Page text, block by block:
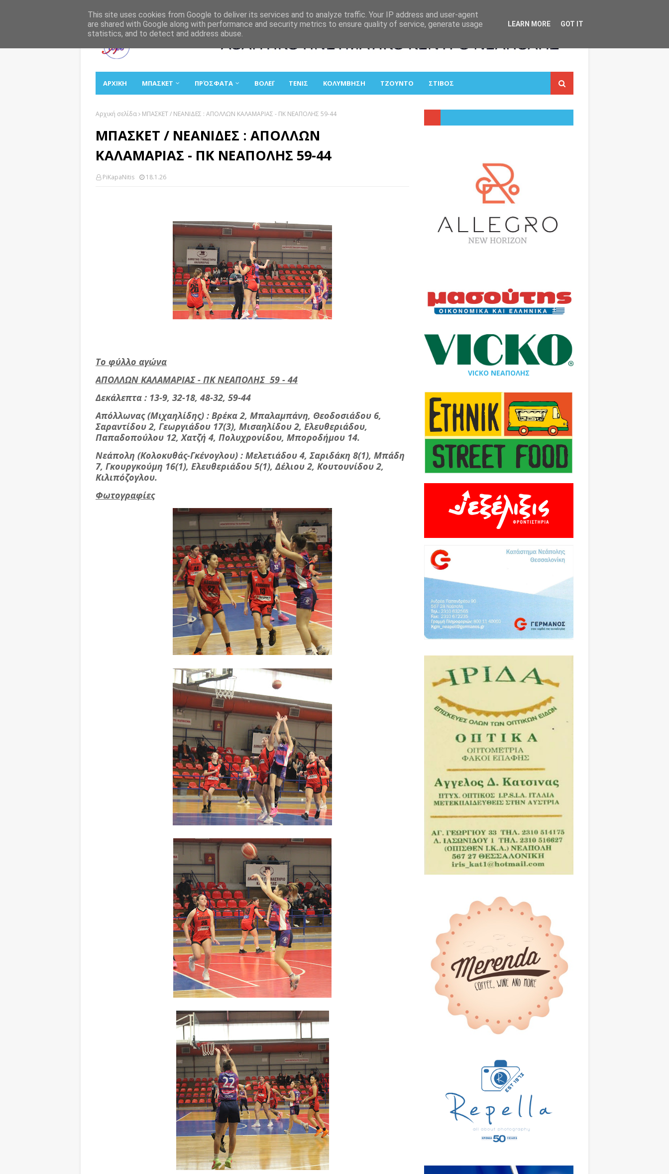
ΑΡΧΙΚΗ ΜΠΑΣΚΕΤ ΠΡΌΣΦΑΤΑ ΒΟΛΕΪ ΤΕΝΙΣ ΚΟΛΥΜΒΗΣΗ ΤΖΟΥΝΤΟ ΣΤΙΒΟΣ
Αρχική σελίδα ΜΠΑΣΚΕΤ / ΝΕΑΝΙΔΕΣ : ΑΠΟΛΛΩΝ ΚΑΛΑΜΑΡΙΑΣ - ΠΚ ΝΕΑΠΟΛΗΣ 59-44
ΜΠΑΣΚΕΤ / ΝΕΑΝΙΔΕΣ : ΑΠΟΛΛΩΝ
ΚΑΛΑΜΑΡΙΑΣ - ΠΚ ΝΕΑΠΟΛΗΣ 59-44
PiKapaNitis 18.1.26
Το φύλλο αγώνα
ΑΠΟΛΛΩΝ ΚΑΛΑΜΑΡΙΑΣ - ΠΚ ΝΕΑΠΟΛΗΣ 59 - 44
Δεκάλεπτα : 13-9, 32-18, 48-32, 59-44
Απόλλωνας (Μιχαηλίδης) : Βρέκα 2, Μπαλαμπάνη, Θεοδοσιάδου 6,
Σαραντίδου 2, Γεωργιάδου 17(3), Μισαηλίδου 2, Ελευθεριάδου,
Παπαδοπούλου 12, Χατζή 4, Πολυχρονίδου, Μποροδήμου 14.
Νεάπολη (Κολοκυθάς-Γκένογλου) : Μελετιάδου 4, Σαριδάκη 8(1), Μπάδη
7, Γκουργκούμη 16(1), Ελευθεριάδου 5(1), Δέλιου 2, Κουτουνίδου 2,
Κιλιπόζογλου.
Φωτογραφίες
VICKO ΝΕΑΠΟΛΗΣ
This site uses cookies from Google to deliver its services and to analyze traffic. Your IP address and user-agent
are shared with Google along with performance and security metrics to ensure quality of service, generate usage
statistics, and to detect and address abuse.
LEARN MORE GOT IT